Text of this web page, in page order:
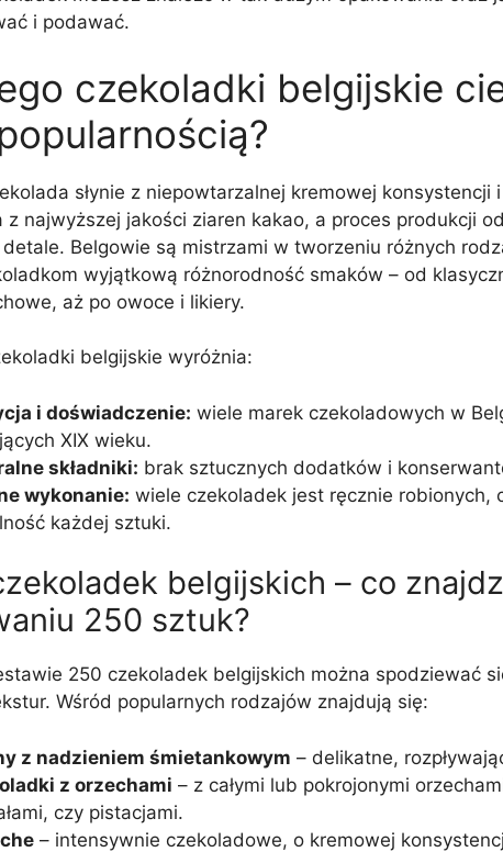
i podawać.
czekoladki belgijskie
słynie z niepowtarzalnej kremowej konsystencji
z najwyższej jakości ziaren kakao, a proces produkcji
detale. Belgowie są mistrzami w tworzeniu różnych
wyjątkową różnorodność smaków – od
aż po owoce i likiery.
belgijskie wyróżnia:
i doświadczenie: wiele marek czekoladowych w
XIX wieku.
składniki: brak sztucznych dodatków i
wykonanie: wiele czekoladek jest ręcznie robionych,
każdej sztuki.
belgijskich – co
250 sztuk?
250 czekoladek belgijskich można spodziewać
Wśród popularnych rodzajów znajdują się:
z nadzieniem śmietankowym – delikatne,
z orzechami – z całymi lub pokrojonymi
czy pistacjami.
– intensywnie czekoladowe, o kremowej